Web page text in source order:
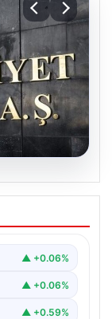
▲ +0.06%
▲ +0.06%
▲ +0.59%